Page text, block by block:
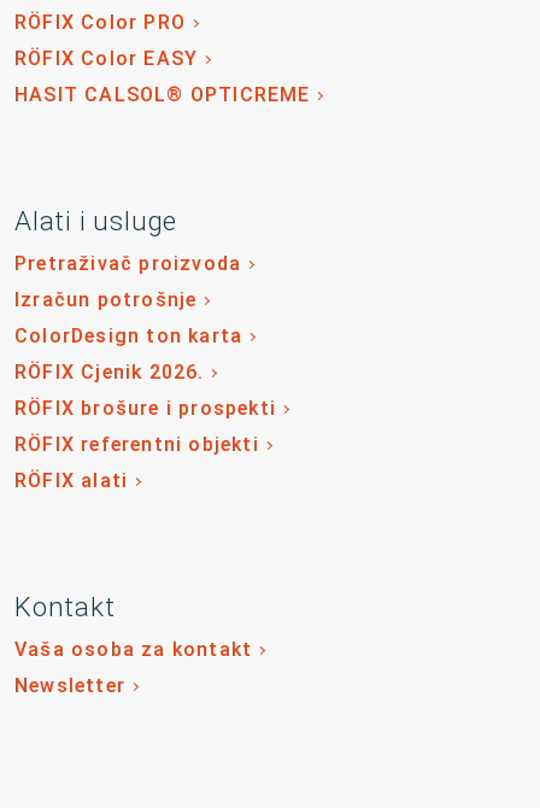
RÖFIX Color PRO
RÖFIX Color EASY
HASIT CALSOL® OPTICREME
Alati i usluge
Pretraživač proizvoda
Izračun potrošnje
ColorDesign ton karta
RÖFIX Cjenik 2026.
RÖFIX brošure i prospekti
RÖFIX referentni objekti
RÖFIX alati
Kontakt
Vaša osoba za kontakt
Newsletter